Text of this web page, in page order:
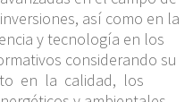
así como en la
y tecnología en los
considerando su
en la calidad, los